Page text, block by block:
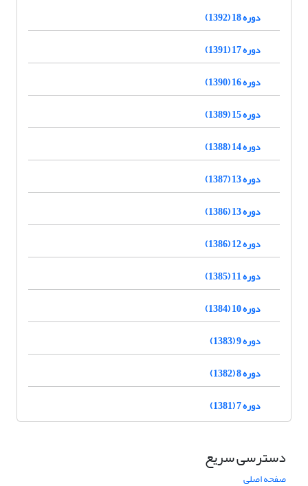
دوره 18 (1392)
دوره 17 (1391)
دوره 16 (1390)
دوره 15 (1389)
دوره 14 (1388)
دوره 13 (1387)
دوره 13 (1386)
دوره 12 (1386)
دوره 11 (1385)
دوره 10 (1384)
دوره 9 (1383)
دوره 8 (1382)
دوره 7 (1381)
دسترسی سریع
صفحه اصلی